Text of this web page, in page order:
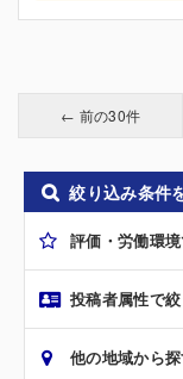
← 前の30件
絞り込み条件
評価・労働環
投稿者属性で
他の地域から